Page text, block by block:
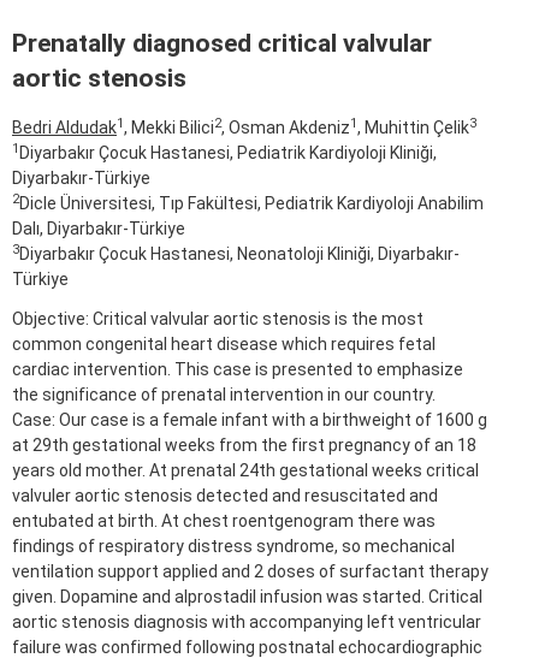
Prenatally diagnosed critical valvular
aortic stenosis
Bedri Aldudak1, Mekki Bilici2, Osman Akdeniz1, Muhittin Çelik3
1 Diyarbakır Çocuk Hastanesi, Pediatrik Kardiyoloji Kliniği,
Diyarbakır-Türkiye
2Dicle Üniversitesi, Tıp Fakültesi, Pediatrik Kardiyoloji Anabilim
Dalı, Diyarbakır-Türkiye
3Diyarbakır Çocuk Hastanesi, Neonatoloji Kliniği, Diyarbakır-
Türkiye
Objective: Critical valvular aortic stenosis is the most
common congenital heart disease which requires fetal
cardiac intervention. This case is presented to emphasize
the significance of prenatal intervention in our country.
Case: Our case is a female infant with a birthweight of 1600 g
at 29th gestational weeks from the first pregnancy of an 18
years old mother. At prenatal 24th gestational weeks critical
valvuler aortic stenosis detected and resuscitated and
entubated at birth. At chest roentgenogram there was
findings of respiratory distress syndrome, so mechanical
ventilation support applied and 2 doses of surfactant therapy
given. Dopamine and alprostadil infusion was started. Critical
aortic stenosis diagnosis with accompanying left ventricular
failure was confirmed following postnatal echocardiographic